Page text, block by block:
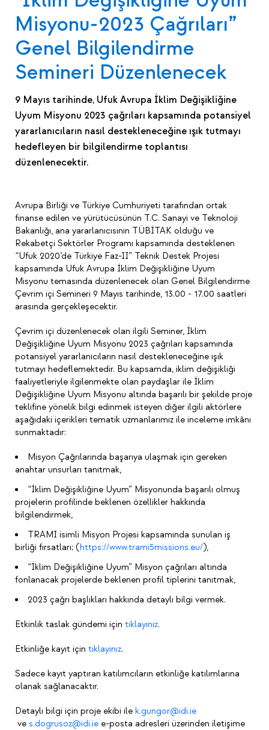
Misyonu-2023 Çağrıları”
Genel Bilgilendirme
Semineri Düzenlenecek
9 Mayıs tarihinde, Ufuk Avrupa İklim Değişikliğine
Uyum Misyonu 2023 çağrıları kapsamında potansiyel
yararlanıcıların nasıl destekleneceğine ışık tutmayı
hedefleyen bir bilgilendirme toplantısı
düzenlenecektir.
Avrupa Birliği ve Türkiye Cumhuriyeti tarafından ortak
finanse edilen ve yürütücüsünün T.C. Sanayi ve Teknoloji
Bakanlığı, ana yararlanıcısının TÜBİTAK olduğu ve
Rekabetçi Sektörler Programı kapsamında desteklenen
“Ufuk 2020’de Türkiye Faz-II” Teknik Destek Projesi
kapsamında Ufuk Avrupa İklim Değişikliğine Uyum
Misyonu temasında düzenlenecek olan Genel Bilgilendirme
Çevrim içi Semineri 9 Mayıs tarihinde, 13.00 - 17.00 saatleri
arasında gerçekleşecektir.
Çevrim içi düzenlenecek olan ilgili Seminer, İklim
Değişikliğine Uyum Misyonu 2023 çağrıları kapsamında
potansiyel yararlanıcıların nasıl destekleneceğine ışık
tutmayı hedeflemektedir. Bu kapsamda, iklim değişikliği
faaliyetleriyle ilgilenmekte olan paydaşlar ile İklim
Değişikliğine Uyum Misyonu altında başarılı bir şekilde proje
teklifine yönelik bilgi edinmek isteyen diğer ilgili aktörlere
aşağıdaki içerikleri tematik uzmanlarımız ile inceleme imkânı
sunmaktadır:
Misyon Çağrılarında başarıya ulaşmak için gereken
anahtar unsurları tanıtmak,
“İklim Değişikliğine Uyum” Misyonunda başarılı olmuş
projelerin profilinde beklenen özellikler hakkında
bilgilendirmek,
TRAMI isimli Misyon Projesi kapsamında sunulan iş
birliği fırsatları; (https://www.trami5missions.eu/),
“İklim Değişikliğine Uyum” Misyon çağrıları altında
fonlanacak projelerde beklenen profil tiplerini tanıtmak,
2023 çağrı başlıkları hakkında detaylı bilgi vermek.
Etkinlik taslak gündemi için tıklayınız.
Etkinliğe kayıt için tıklayınız.
Sadece kayıt yaptıran katılımcıların etkinliğe katılımlarına
olanak sağlanacaktır.
Detaylı bilgi için proje ekibi ile k.gungor@idi.ie
ve s.dogrusoz@idi.ie e-posta adresleri üzerinden iletişime